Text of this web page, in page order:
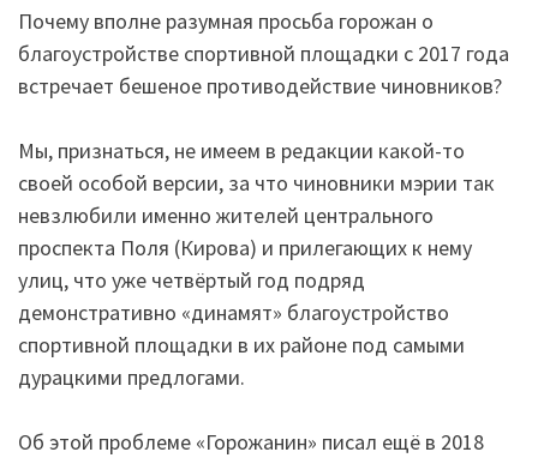
Почему вполне разумная просьба горожан о
благоустройстве спортивной площадки с 2017 года
встречает бешеное противодействие чиновников?
Мы, признаться, не имеем в редакции какой-то
своей особой версии, за что чиновники мэрии так
невзлюбили именно жителей центрального
проспекта Поля (Кирова) и прилегающих к нему
улиц, что уже четвёртый год подряд
демонстративно «динамят» благоустройство
спортивной площадки в их районе под самыми
дурацкими предлогами.
Об этой проблеме «Горожанин» писал ещё в 2018